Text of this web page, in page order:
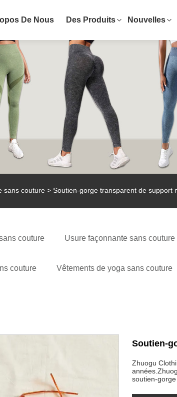
De Nous Des Produits Nouvelles
sans couture > Soutien-gorge transparent de support
couture Usure façonnante sans couture
couture Vêtements de yoga sans couture
Soutien-
Zhuogu
soutien-